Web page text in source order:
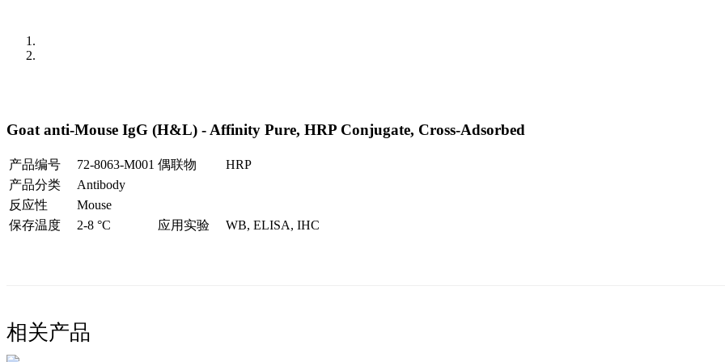
Goat anti-Mouse IgG (H&L) - Affinity Pure, HRP Conjugate, Cross-Adsorbed
产品编号 72-8063-M001 偶联物
HRP
产品分类
Antibody
反应性
Mouse
保存温度
2-8 °C 应用实验 WB, ELISA, IHC
相关产品